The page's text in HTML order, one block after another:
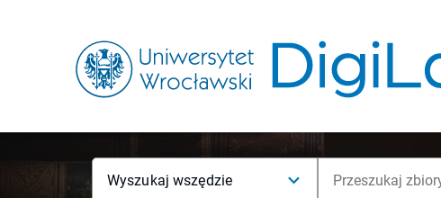
Wyszukaj wszędzie